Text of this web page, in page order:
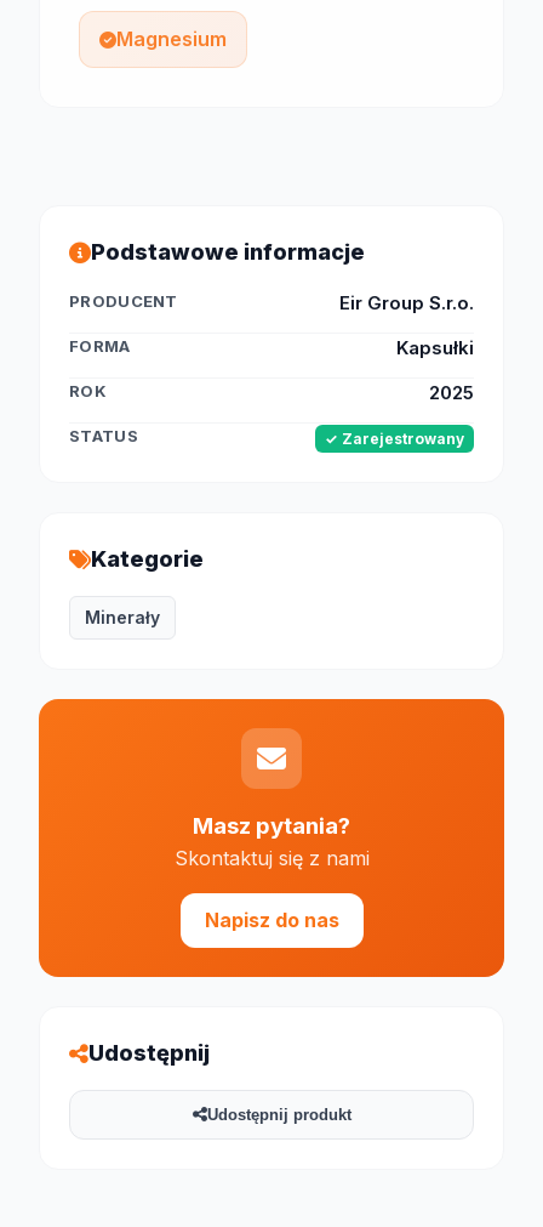
Magnesium
Podstawowe informacje
PRODUCENT Eir Group S.r.o.
FORMA Kapsułki
ROK 2025
STATUS ✓ Zarejestrowany
Kategorie
Minerały
Masz pytania?
Skontaktuj się z nami
Napisz do nas
Udostępnij
Udostępnij produkt